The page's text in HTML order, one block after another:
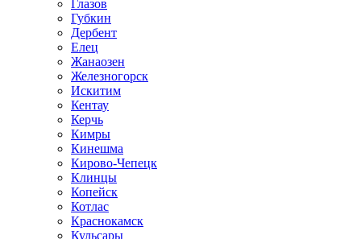
Глазов
Губкин
Дербент
Елец
Жанаозен
Железногорск
Искитим
Кентау
Керчь
Кимры
Кинешма
Кирово-Чепецк
Клинцы
Копейск
Котлас
Краснокамск
Кульсары